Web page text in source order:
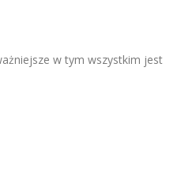
w tym wszystkim jest